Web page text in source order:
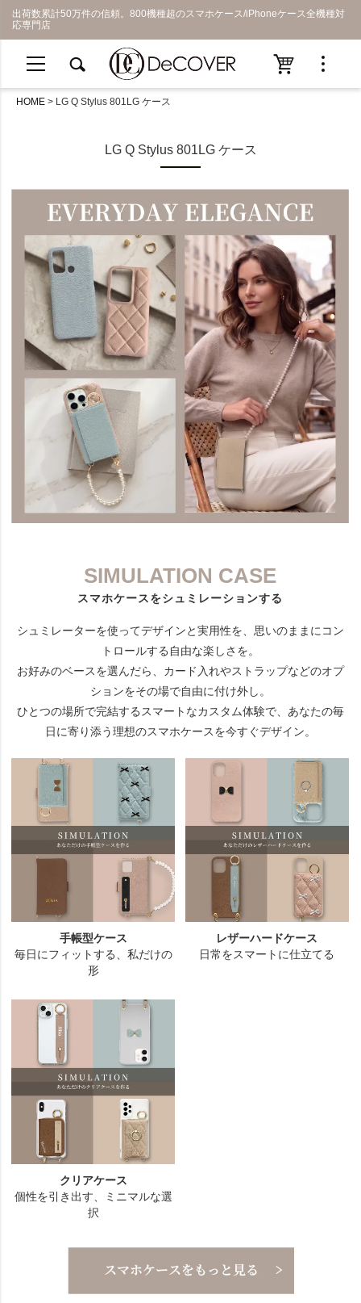
出荷数累計50万件の信頼。800機種超のスマホケース/iPhoneケース全機種対
応専門店
HOME LG Q Stylus 801LG ケース
LG Q Stylus 801LG ケース